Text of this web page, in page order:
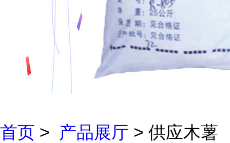
首页 > 产品展厅 > 供应木薯